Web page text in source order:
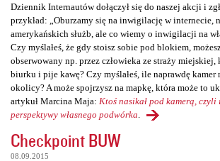
Dziennik Internautów dołączył się do naszej akcji i
przykład: „Oburzamy się na inwigilację w internecie,
amerykańskich służb, ale co wiemy o inwigilacji na
Czy myślałeś, że gdy stoisz sobie pod blokiem,
obserwowany np. przez człowieka ze straży
biurku i pije kawę? Czy myślałeś, ile naprawdę kamer
okolicy? A może spojrzysz na mapkę, która może to
artykuł Marcina Maja: Ktoś nasikał pod kamerą,
perspektywy własnego podwórka
Checkpoint BUW
08.09.2015